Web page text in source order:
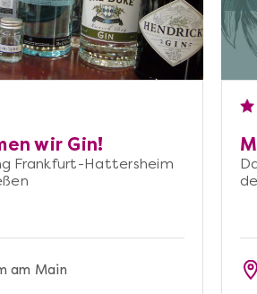
wir Gin!
Frankfurt-Hattersheim
am Main